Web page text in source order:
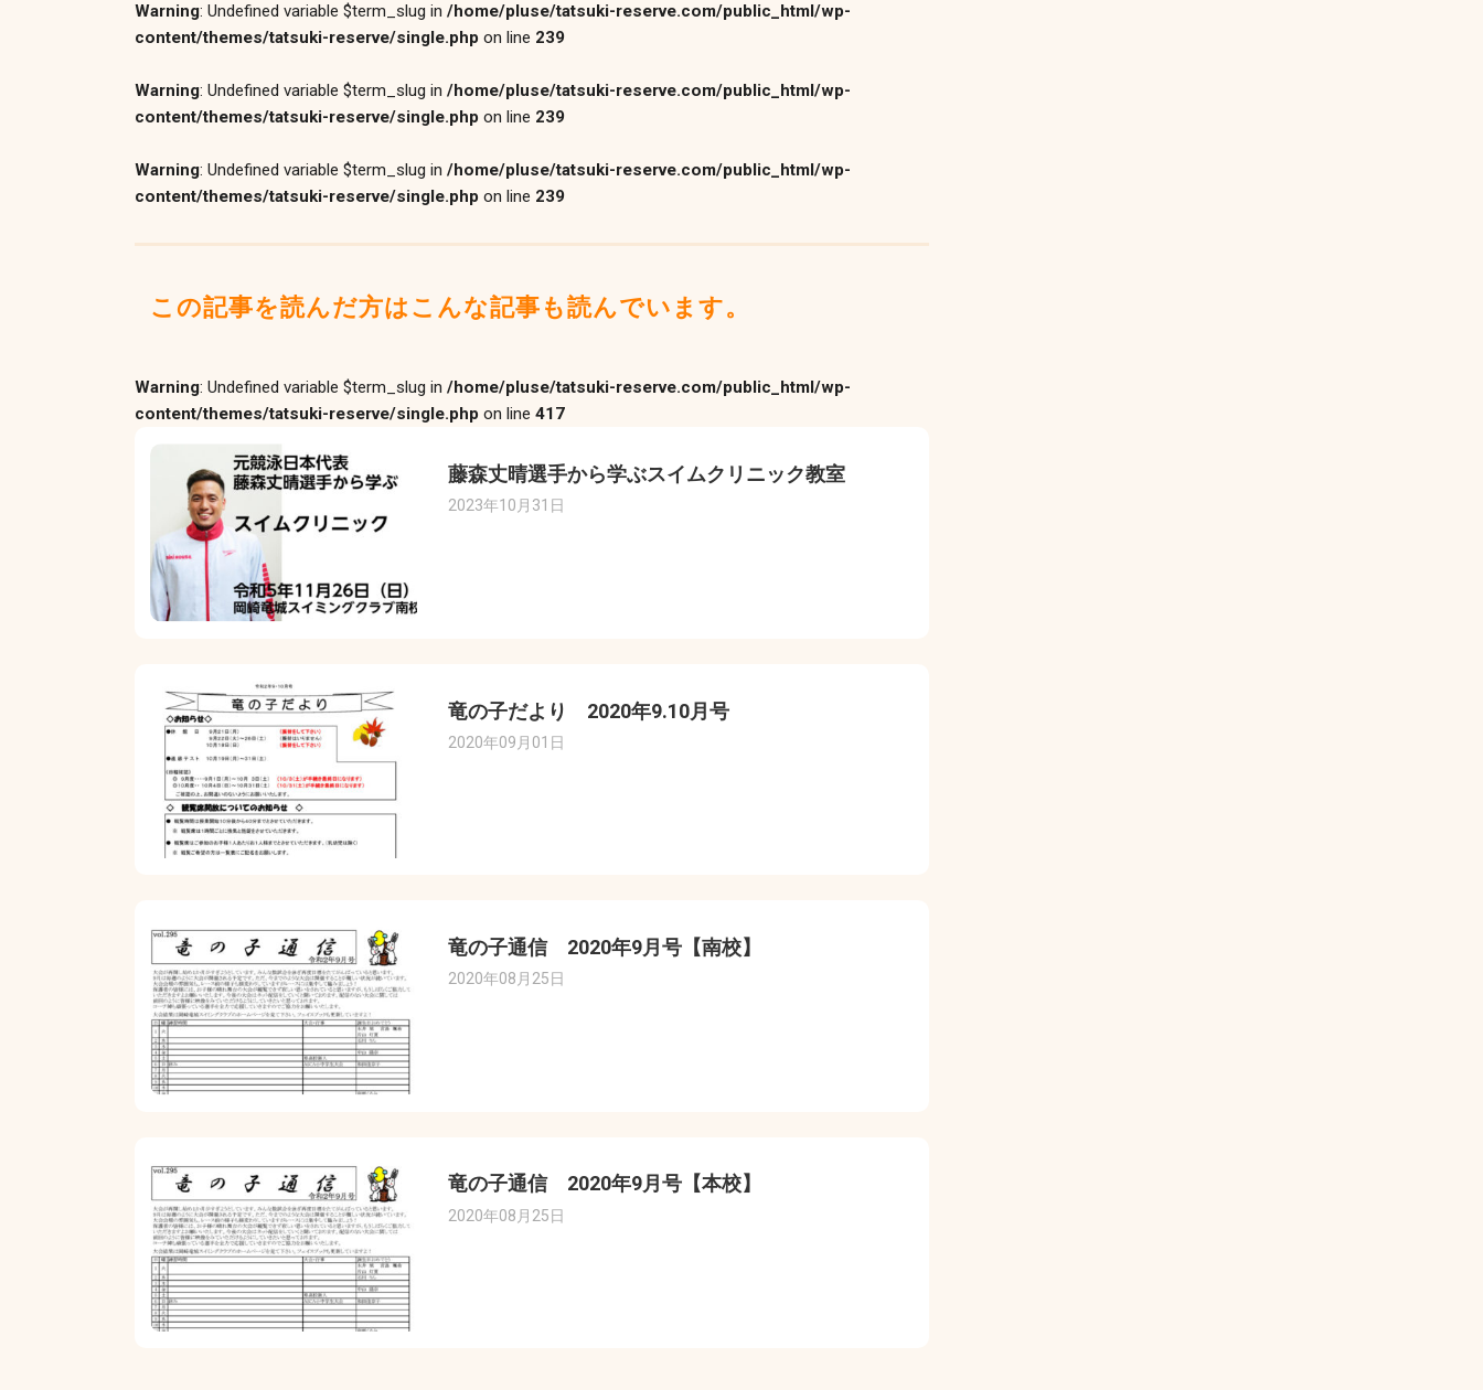
Warning: Undefined variable $term_slug in /home/pluse/tatsuki-reserve.com/public_html/wp-
content/themes/tatsuki-reserve/single.php on line 239
Warning: Undefined variable $term_slug in /home/pluse/tatsuki-reserve.com/public_html/wp-
content/themes/tatsuki-reserve/single.php on line 239
Warning: Undefined variable $term_slug in /home/pluse/tatsuki-reserve.com/public_html/wp-
content/themes/tatsuki-reserve/single.php on line 239
この記事を読んだ方はこんな記事も読んでいます。
Warning: Undefined variable $term_slug in /home/pluse/tatsuki-reserve.com/public_html/wp-
content/themes/tatsuki-reserve/single.php on line 417
藤森丈晴選手から学ぶスイムクリニック教室
2023年10月31日
竜の子だより 2020年9.10月号
2020年09月01日
竜の子通信 2020年9月号【南校】
2020年08月25日
竜の子通信 2020年9月号【本校】
2020年08月25日